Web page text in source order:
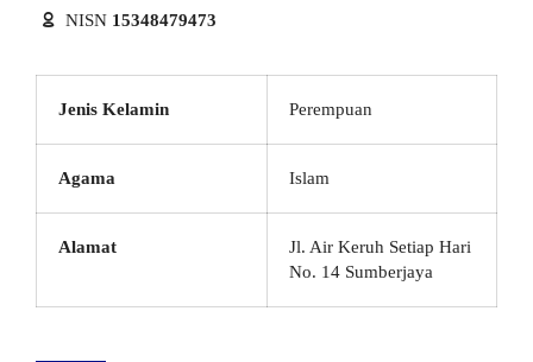
NISN 15348479473
Jenis Kelamin Perempuan
Agama Islam
Alamat
Jl. Air Keruh Setiap Hari
No. 14 Sumberjaya